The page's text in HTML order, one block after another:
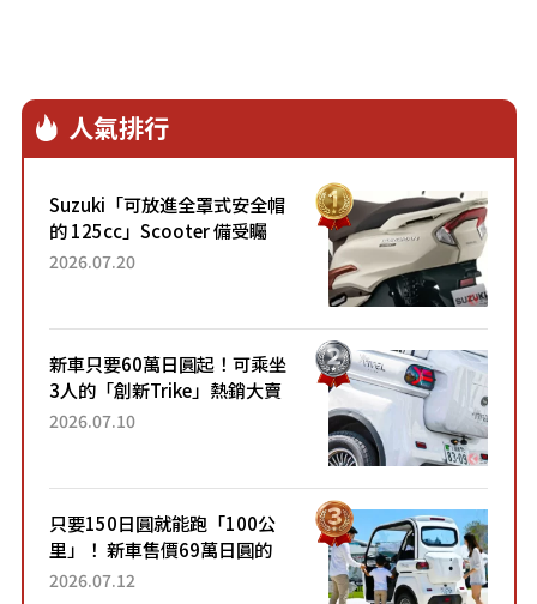
人氣排行
Suzuki「可放進全罩式安全帽
的 125cc」Scooter 備受矚
目！採用全新流線設計與各項
2026.07.20
新車只要60萬日圓起！可乘坐
3人的「創新Trike」熱銷大賣
成為人氣車款！「養車成本真
2026.07.10
只要150日圓就能跑「100公
里」！ 新車售價69萬日圓的
「3人座」Trike大受歡迎！ 順
2026.07.12